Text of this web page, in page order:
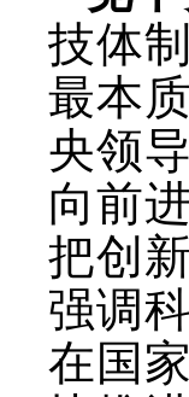
技体
最本
央领
向前
把创
强调
在国